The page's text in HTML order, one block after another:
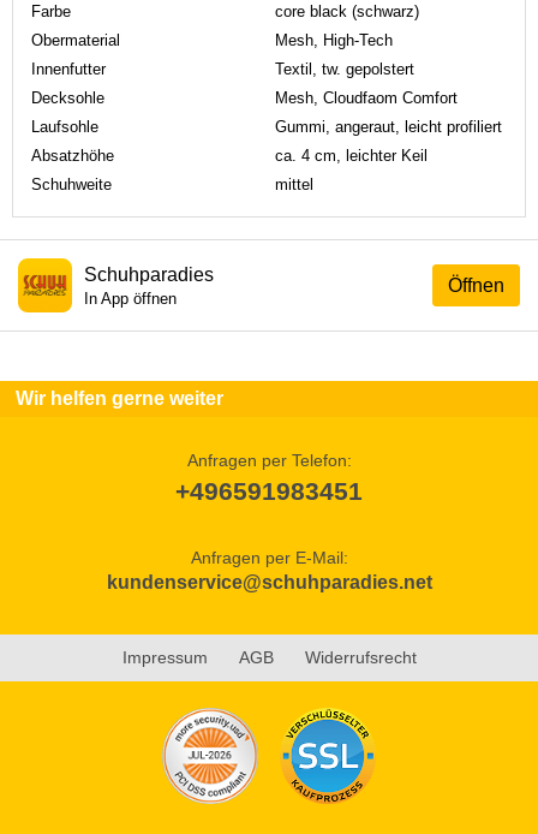
Farbe
core black (schwarz)
Obermaterial
Mesh, High-Tech
Innenfutter
Textil, tw. gepolstert
Decksohle
Mesh, Cloudfaom Comfort
Laufsohle
Gummi, angeraut, leicht profiliert
Absatzhöhe
ca. 4 cm, leichter Keil
Schuhweite
mittel
Öffnen
Schuhparadies
In App öffnen
Wir helfen gerne weiter
Anfragen per Telefon:
+496591983451
Anfragen per E-Mail:
kundenservice@schuhparadies.net
Impressum AGB Widerrufsrecht